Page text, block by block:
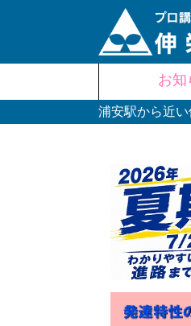
content
お知
浦安駅から近